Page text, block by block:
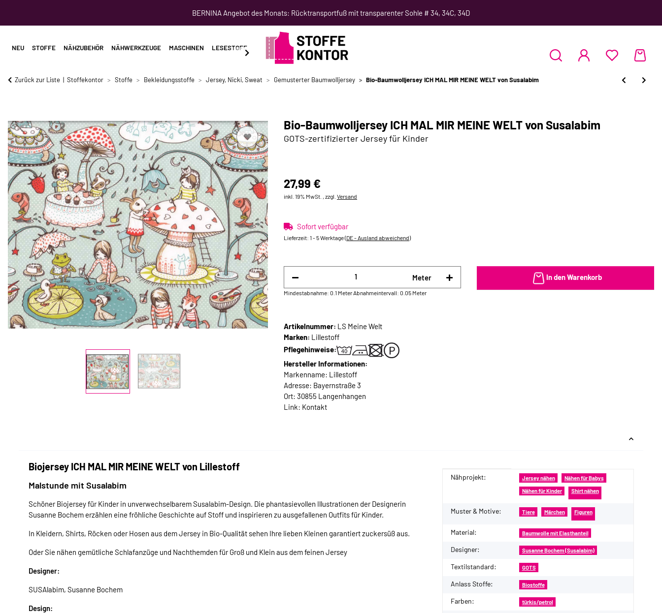
BERNINA Angebot des Monats: Rücktransportfuß mit transparenter Sohle # 34, 34C, 34D
NEU STOFFE NÄHZUBEHÖR NÄHWERKZEUGE MASCHINEN LESESTOFF SCHNITTMUSTER NÄHKURSE
Zurück zur Liste Stoffekontor Stoffe Bekleidungsstoffe Jersey, Nicki, Sweat Gemusterter Baumwolljersey Bio-Baumwolljersey ICH MAL MIR MEINE WELT von Susalabim
Bio-Baumwolljersey ICH MAL MIR MEINE WELT von Susalabim
GOTS-zertifizierter Jersey für Kinder
27,99 €
inkl. 19% MwSt. , zzgl. Versand
Sofort verfügbar
Lieferzeit: 1 - 5 Werktage(DE - Ausland abweichend)
Meter
Mindestabnahme: 0.1 MeterAbnahmeintervall: 0.05 Meter
In den Warenkorb
Artikelnummer: LS Meine Welt
Marken: Lillestoff
Pflegehinweise:
Hersteller Informationen:
Markenname: Lillestoff
Adresse: Bayernstraße 3
Ort: 30855 Langenhangen
Link: Kontakt
Biojersey ICH MAL MIR MEINE WELT von Lillestoff
Malstunde mit Susalabim
Schöner Biojersey für Kinder in unverwechselbarem Susalabim-Design. Die phantasievollen Illustrationen der Designerin
Susanne Bochem erzählen eine fröhliche Geschichte auf Stoff und inspirieren zu ausgefallenen Outfits für Kinder.
In Kleidern, Shirts, Röcken oder Hosen aus dem Jersey in Bio-Qualität sehen Ihre lieben Kleinen garantiert zuckersüß aus.
Oder Sie nähen gemütliche Schlafanzüge und Nachthemden für Groß und Klein aus dem feinen Jersey
Designer:
SUSAlabim, Susanne Bochem
Design:
Produkteigenschaft
Wert
Nähprojekt: Jersey nähen Nähen für Babys
Nähen für Kinder Shirt nähen
Muster & Motive: Tiere Märchen Figuren
Material: Baumwolle mit Elasthanteil
Designer: Susanne Bochem (Susalabim)
Textilstandard: GOTS
Anlass Stoffe: Biostoffe
Farben: türkis/petrol